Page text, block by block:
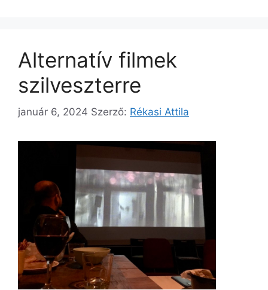
Alternatív filmek
szilveszterre
január 6, 2024 Szerző: Rékasi Attila